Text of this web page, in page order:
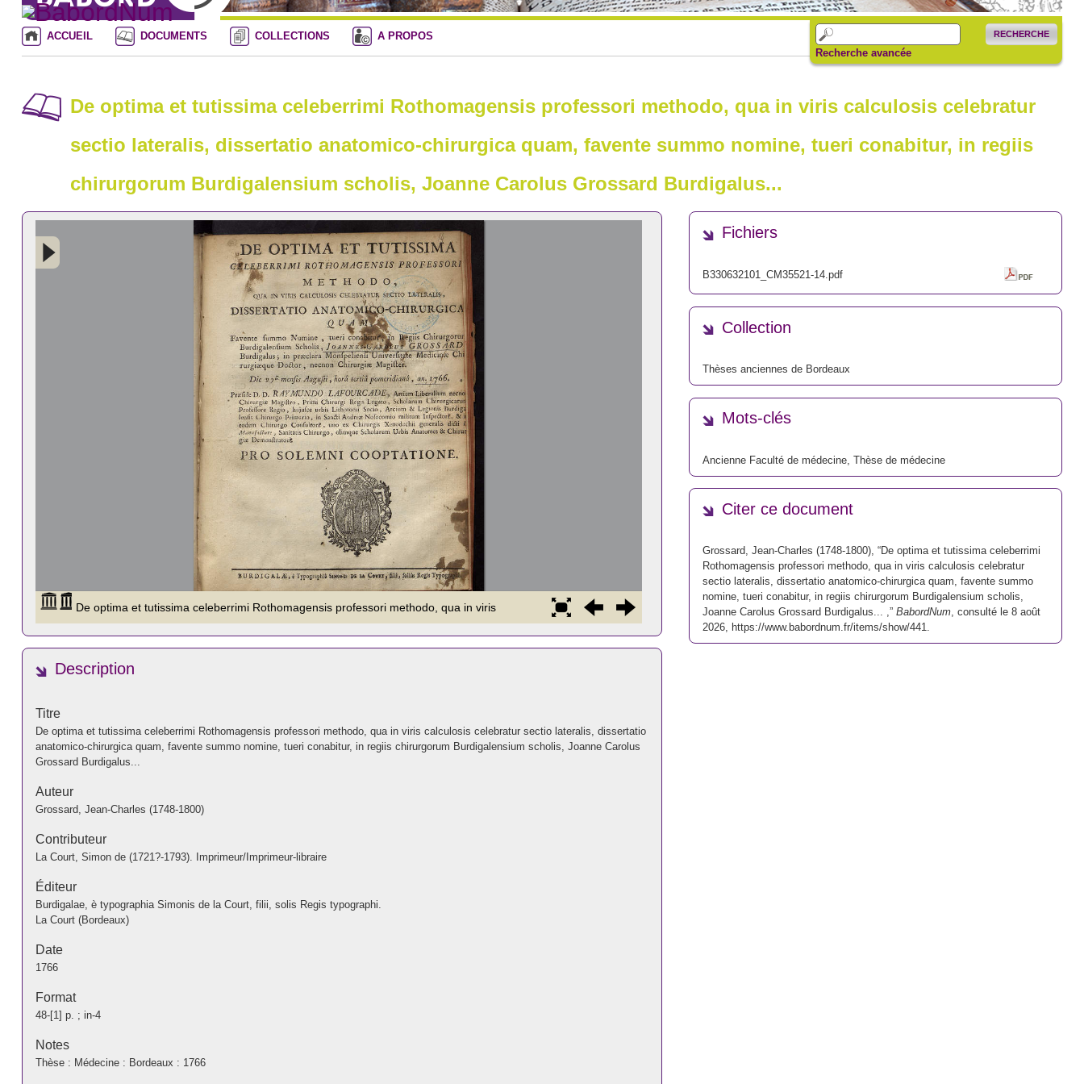
RECHERCHE
Recherche avancée
ACCUEIL DOCUMENTS COLLECTIONS A PROPOS
De optima et tutissima celeberrimi Rothomagensis professori methodo, qua in viris calculosis celebratur
sectio lateralis, dissertatio anatomico-chirurgica quam, favente summo nomine, tueri conabitur, in regiis
chirurgorum Burdigalensium scholis, Joanne Carolus Grossard Burdigalus...
Description
Titre
De optima et tutissima celeberrimi Rothomagensis professori methodo, qua in viris calculosis celebratur sectio lateralis, dissertatio
anatomico-chirurgica quam, favente summo nomine, tueri conabitur, in regiis chirurgorum Burdigalensium scholis, Joanne Carolus
Grossard Burdigalus...
Auteur
Grossard, Jean-Charles (1748-1800)
Contributeur
La Court, Simon de (1721?-1793). Imprimeur/Imprimeur-libraire
Éditeur
Burdigalae, è typographia Simonis de la Court, filii, solis Regis typographi.
La Court (Bordeaux)
Date
1766
Format
48-[1] p. ; in-4
Notes
Thèse : Médecine : Bordeaux : 1766
Fichiers
B330632101_CM35521-14.pdf
Collection
Thèses anciennes de Bordeaux
Mots-clés
Ancienne Faculté de médecine, Thèse de médecine
Citer ce document
Grossard, Jean-Charles (1748-1800), “De optima et tutissima celeberrimi
Rothomagensis professori methodo, qua in viris calculosis celebratur
sectio lateralis, dissertatio anatomico-chirurgica quam, favente summo
nomine, tueri conabitur, in regiis chirurgorum Burdigalensium scholis,
Joanne Carolus Grossard Burdigalus... ,” BabordNum, consulté le 8 août
2026, https://www.babordnum.fr/items/show/441.